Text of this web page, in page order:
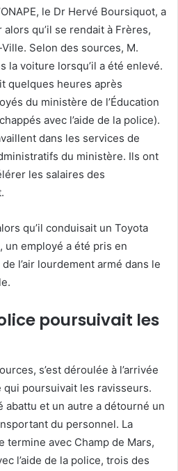
le Dr Hervé Boursiquot, a
qu’il se rendait à Frères,
Selon des sources, M.
la voiture lorsqu’il a été enlevé.
quelques heures après
du ministère de l’Éducation
avec l’aide de la police).
dans les services de
du ministère. Ils ont
les salaires des
qu’il conduisait un Toyota
un employé a été pris en
l’air lourdement armé dans le
poursuivait les
s’est déroulée à l’arrivée
qui poursuivait les ravisseurs.
abattu et un autre a détourné un
du personnel. La
termine avec Champ de Mars,
l’aide de la police, trois des